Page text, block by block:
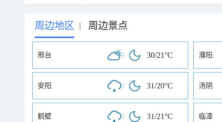
周边地区 | 周边景点
邢台 / 30/21°C 濮阳
安阳 / 31/20°C 汤阴
鹤壁 / 31/21°C 临漳